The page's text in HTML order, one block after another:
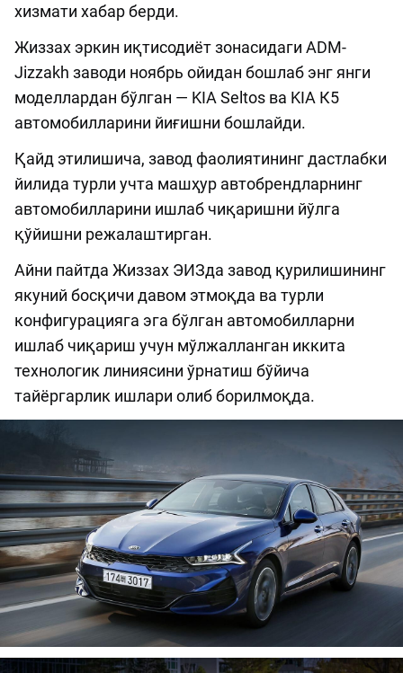
хизмати хабар берди.
Жиззах эркин иқтисодиёт зонасидаги ADM-
Jizzakh заводи ноябрь ойидан бошлаб энг янги
моделлардан бўлган — KIA Seltos ва KIA К5
автомобилларини йиғишни бошлайди.
Қайд этилишича, завод фаолиятининг дастлабки
йилида турли учта машҳур автобрендларнинг
автомобилларини ишлаб чиқаришни йўлга
қўйишни режалаштирган.
Айни пайтда Жиззах ЭИЗда завод қурилишининг
якуний босқичи давом этмоқда ва турли
конфигурацияга эга бўлган автомобилларни
ишлаб чиқариш учун мўлжалланган иккита
технологик линиясини ўрнатиш бўйича
тайёргарлик ишлари олиб борилмоқда.